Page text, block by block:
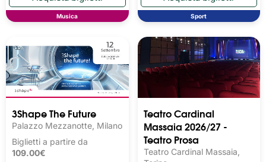
Musica Sport
3Shape The Future
Palazzo Mezzanotte, Milano
Biglietti a partire da
109.00€
Teatro Cardinal
Massaia 2026/27 -
Teatro Prosa
Teatro Cardinal Massaia,